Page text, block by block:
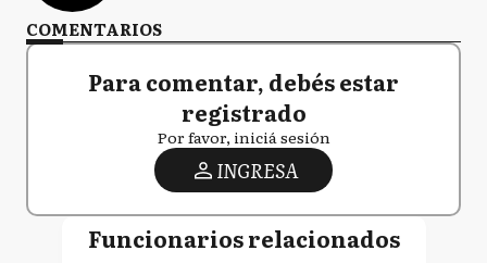
COMENTARIOS
Para comentar, debés estar
registrado
Por favor, iniciá sesión
INGRESA
Funcionarios relacionados